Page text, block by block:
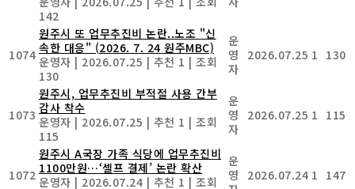
142
1074
원주시 또 업무추진비 논란..노조 "신
속한 대응" (2026. 7. 24 원주MBC)
운영자 | 2026.07.25 | 추천 1 | 조회
130
운
영
자
2026.07.25 1 130
1073
원주시, 업무추진비 부적절 사용 간부
감사 착수
운영자 | 2026.07.25 | 추천 1 | 조회
115
운
영
자
2026.07.25 1 115
1072
원주시 A국장 가족 식당에 업무추진비
1100만원…‘셀프 결제’ 논란 확산
운영자 | 2026.07.24 | 추천 1 | 조회
운
영
2026.07.24 1 147